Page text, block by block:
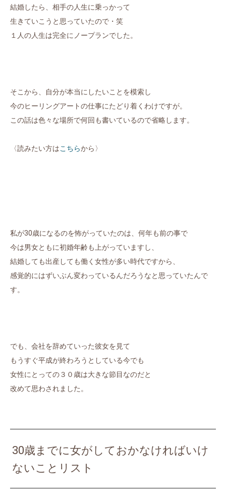
結婚したら、相手の人生に乗っかって
生きていこうと思っていたので・笑
１人の人生は完全にノープランでした。
そこから、自分が本当にしたいことを模索し
今のヒーリングアートの仕事にたどり着くわけですが。
この話は色々な場所で何回も書いているので省略します。
〈読みたい方はこちらから〉
私が30歳になるのを怖がっていたのは、何年も前の事で
今は男女ともに初婚年齢も上がっていますし、
結婚しても出産しても働く女性が多い時代ですから、
感覚的にはずいぶん変わっているんだろうなと思っていたんで
す。
でも、会社を辞めていった彼女を見て
もうすぐ平成が終わろうとしている今でも
女性にとっての３０歳は大きな節目なのだと
改めて思わされました。
30歳までに女がしておかなければいけ
ないことリスト